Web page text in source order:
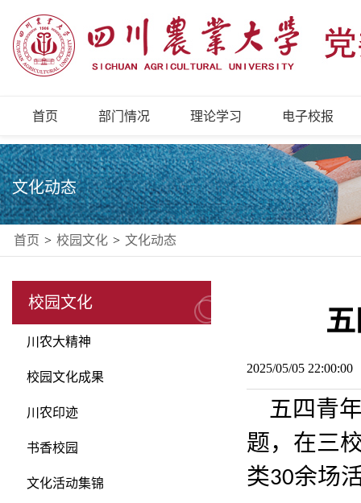
首页 部门情况 理论学习 电子校报
文化动态
首页 > 校园文化 > 文化动态
校园文化
川农大精神
校园文化成果
川农印迹
书香校园
文化活动集锦
2025/05/05
五四青
题，在三
类30余场